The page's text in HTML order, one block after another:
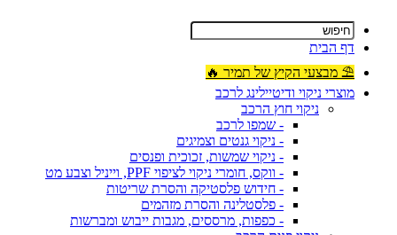
דף הבית
⛱ מבצעי הקיץ של תמיר 🔥
מוצרי ניקוי ודיטיילינג לרכב
ניקוי חוץ הרכב
- שמפו לרכב
- ניקוי גנטים וצמיגים
- ניקוי שמשות, זכוכית ופנסים
- ווקס, חומרי ניקוי לציפוי PPF, וייניל וצבע מט
- חידוש פלסטיקה והסרת שריטות
- פלסטלינה והסרת מזהמים
- כפפות, מרססים, מגבות ייבוש ומברשות